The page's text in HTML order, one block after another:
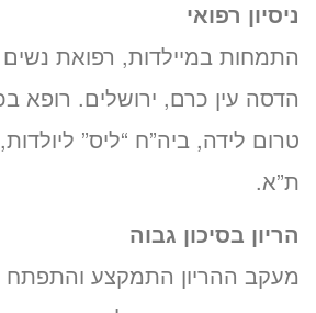
ניסיון רפואי
התמחות במיילדות, רפואת נשים
הדסה עין כרם, ירושלים. רופא
טרום לידה, ביה”ח “ליס”
ת”א.
הריון בסיכון גבוה
מעקב ההריון התמקצע